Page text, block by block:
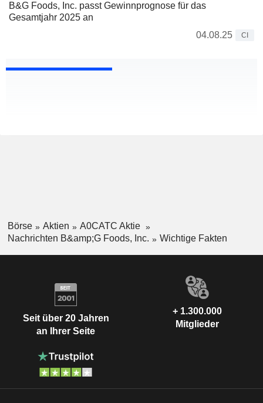
B&G Foods, Inc. passt Gewinnprognose für das
Gesamtjahr 2025 an
04.08.25
CI
Börse Aktien
A0CATC Aktie
Nachrichten B&amp;G Foods, Inc.
Wichtige Fakten
Seit über 20 Jahren
an Ihrer Seite
+ 1.300.000
Mitglieder